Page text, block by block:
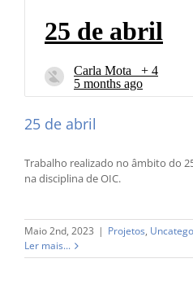
25 de abril
Trabalho realizado no âmbito do
na disciplina de OIC.
Maio 2nd, 2023 | Projetos,
Ler mais...